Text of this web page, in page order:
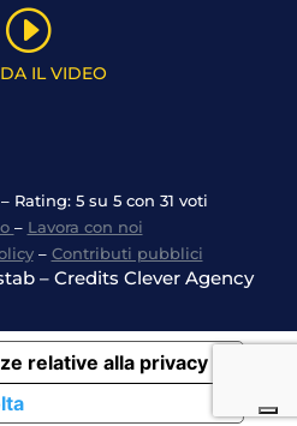
I
IL VIDEO
Rating: 5 su 5 con 31 voti
– Lavora con noi
– Contributi pubblici
– Credits Clever Agency
relative alla privacy